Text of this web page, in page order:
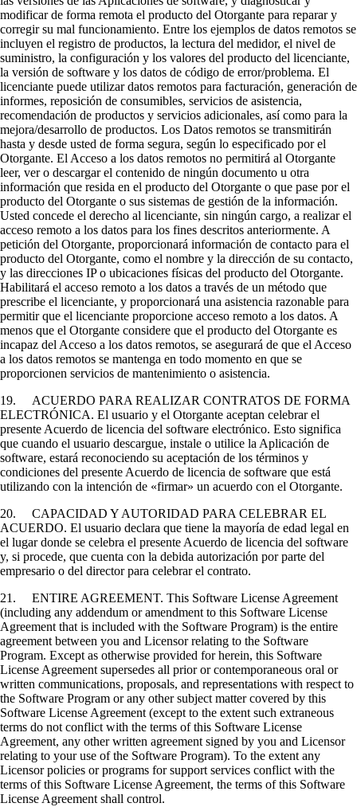
modificar de forma remota el producto del Otorgante para reparar y
corregir su mal funcionamiento. Entre los ejemplos de datos remotos se
incluyen el registro de productos, la lectura del medidor, el nivel de
suministro, la configuración y los valores del producto del licenciante,
la versión de software y los datos de código de error/problema. El
licenciante puede utilizar datos remotos para facturación, generación de
informes, reposición de consumibles, servicios de asistencia,
recomendación de productos y servicios adicionales, así como para la
mejora/desarrollo de productos. Los Datos remotos se transmitirán
hasta y desde usted de forma segura, según lo especificado por el
Otorgante. El Acceso a los datos remotos no permitirá al Otorgante
leer, ver o descargar el contenido de ningún documento u otra
información que resida en el producto del Otorgante o que pase por el
producto del Otorgante o sus sistemas de gestión de la información.
Usted concede el derecho al licenciante, sin ningún cargo, a realizar el
acceso remoto a los datos para los fines descritos anteriormente. A
petición del Otorgante, proporcionará información de contacto para el
producto del Otorgante, como el nombre y la dirección de su contacto,
y las direcciones IP o ubicaciones físicas del producto del Otorgante.
Habilitará el acceso remoto a los datos a través de un método que
prescribe el licenciante, y proporcionará una asistencia razonable para
permitir que el licenciante proporcione acceso remoto a los datos. A
menos que el Otorgante considere que el producto del Otorgante es
incapaz del Acceso a los datos remotos, se asegurará de que el Acceso
a los datos remotos se mantenga en todo momento en que se
proporcionen servicios de mantenimiento o asistencia.
19. ACUERDO PARA REALIZAR CONTRATOS DE FORMA
ELECTRÓNICA. El usuario y el Otorgante aceptan celebrar el
presente Acuerdo de licencia del software electrónico. Esto significa
que cuando el usuario descargue, instale o utilice la Aplicación de
software, estará reconociendo su aceptación de los términos y
condiciones del presente Acuerdo de licencia de software que está
utilizando con la intención de «firmar» un acuerdo con el Otorgante.
20. CAPACIDAD Y AUTORIDAD PARA CELEBRAR EL
ACUERDO. El usuario declara que tiene la mayoría de edad legal en
el lugar donde se celebra el presente Acuerdo de licencia del software
y, si procede, que cuenta con la debida autorización por parte del
empresario o del director para celebrar el contrato.
21. ENTIRE AGREEMENT. This Software License Agreement
(including any addendum or amendment to this Software License
Agreement that is included with the Software Program) is the entire
agreement between you and Licensor relating to the Software
Program. Except as otherwise provided for herein, this Software
License Agreement supersedes all prior or contemporaneous oral or
written communications, proposals, and representations with respect to
the Software Program or any other subject matter covered by this
Software License Agreement (except to the extent such extraneous
terms do not conflict with the terms of this Software License
Agreement, any other written agreement signed by you and Licensor
relating to your use of the Software Program). To the extent any
Licensor policies or programs for support services conflict with the
terms of this Software License Agreement, the terms of this Software
License Agreement shall control.